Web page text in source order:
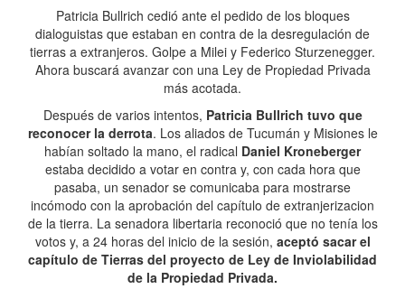
Patricia Bullrich cedió ante el pedido de los bloques
dialoguistas que estaban en contra de la desregulación de
tierras a extranjeros. Golpe a Milei y Federico Sturzenegger.
Ahora buscará avanzar con una Ley de Propiedad Privada
más acotada.
Después de varios intentos, Patricia Bullrich tuvo que
reconocer la derrota. Los aliados de Tucumán y Misiones le
habían soltado la mano, el radical Daniel Kroneberger
estaba decidido a votar en contra y, con cada hora que
pasaba, un senador se comunicaba para mostrarse
incómodo con la aprobación del capítulo de extranjerizacion
de la tierra. La senadora libertaria reconoció que no tenía los
votos y, a 24 horas del inicio de la sesión, aceptó sacar el
capítulo de Tierras del proyecto de Ley de Inviolabilidad
de la Propiedad Privada.